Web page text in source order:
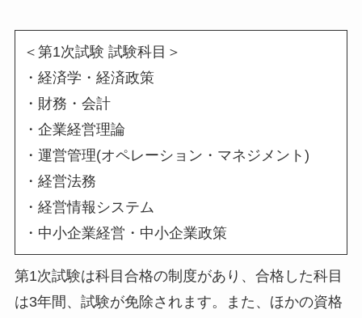
＜第1次試験 試験科目＞
・経済学・経済政策
・財務・会計
・企業経営理論
・運営管理(オペレーション・マネジメント)
・経営法務
・経営情報システム
・中小企業経営・中小企業政策
第1次試験は科目合格の制度があり、合格した科目
は3年間、試験が免除されます。また、ほかの資格